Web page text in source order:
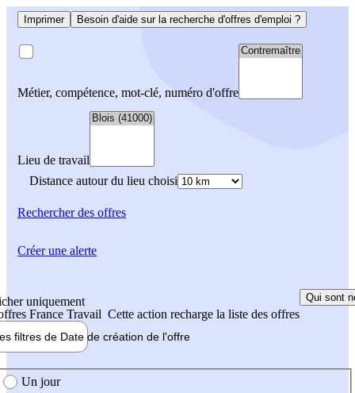
Imprimer Besoin d'aide sur la recherche d'offres d'emploi ?
Métier, compétence, mot-clé, numéro d'offre
Lieu de travail
Distance autour du lieu choisi
Rechercherdes offres
uniquement
France Travail Cette action recharge la liste des offres
Qui sont
filtres de Date de création de l'offre
création de l'offre
Un jour
Créer une alerte